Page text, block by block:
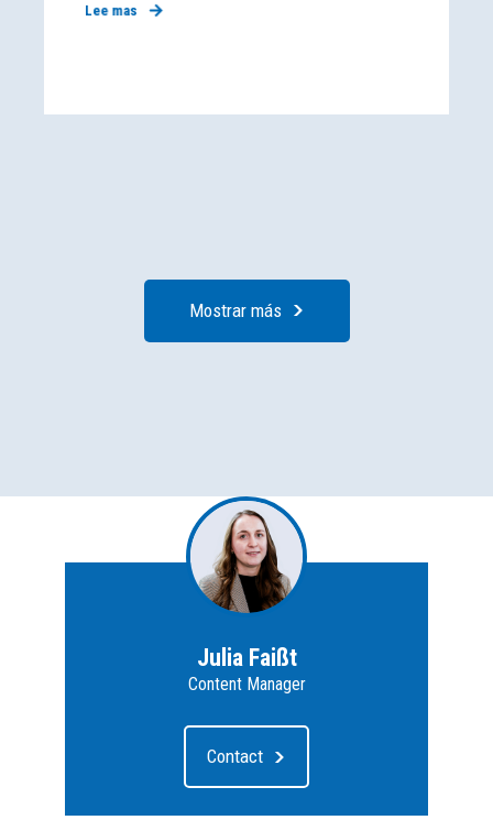
Lee mas
Mostrar más
Julia Faißt
Content Manager
Contact